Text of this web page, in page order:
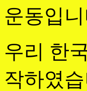
운동입
우리 한
작하였